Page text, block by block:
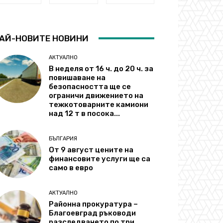
НОВИТЕ НОВИНИ
АКТУАЛНО
В неделя от 16 ч. до 20 ч. за
повишаване на
безопасността ще се
ограничи движението на
тежкотоварните камиони
над 12 т в посока...
БЪЛГАРИЯ
От 9 август цените на
финансовите услуги ще са
само в евро
АКТУАЛНО
Районна прокуратура –
Благоевград ръководи